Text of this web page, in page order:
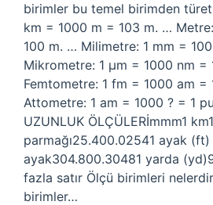
birimler bu temel birimden
km = 1000 m = 103 m. …
100 m. … Milimetre: 1 mm =
Mikrometre: 1 µm = 1000 nm =
Femtometre: 1 fm = 1000 am =
Attometre: 1 am = 1000 ? = 1
UZUNLUK ÖLÇÜLERİmmm1
parmağı25.400.02541 ayak (ft)
ayak304.800.30481 yarda
fazla satır Ölçü birimleri nelerdir
birimler…